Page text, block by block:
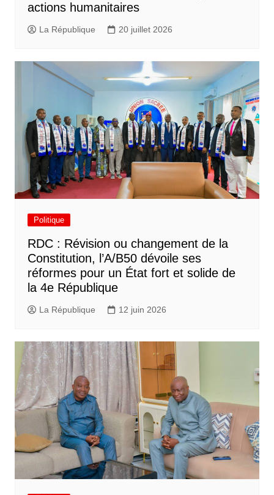
actions humanitaires
La République 20 juillet 2026
Politique
RDC : Révision ou changement de la
Constitution, l’A/B50 dévoile ses
réformes pour un État fort et solide de
la 4e République
La République 12 juin 2026